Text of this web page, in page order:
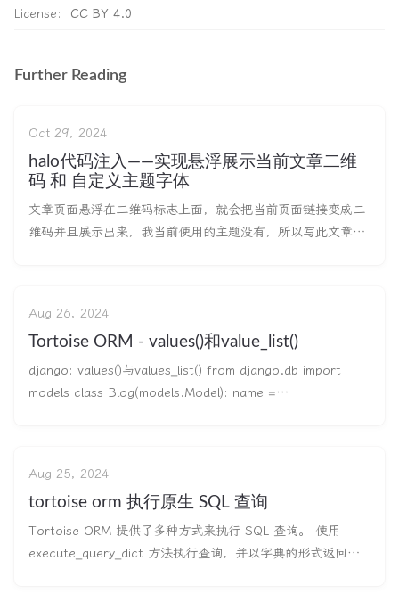
License: CC BY 4.0
Further Reading
Oct 29, 2024
halo代码注入——实现悬浮展示当前文章二维
码 和 自定义主题字体
文章页面悬浮在二维码标志上面，就会把当前页面链接变成二
维码并且展示出来，我当前使用的主题没有，所以写此文章记
Aug 26, 2024
Tortoise ORM - values()和value_list()
django: values()与values_list() from django.db import
models class Blog(models.Model): name =
Aug 25, 2024
tortoise orm 执行原生 SQL 查询
Tortoise ORM 提供了多种方式来执行 SQL 查询。 使用
execute_query_dict 方法执行查询，并以字典的形式返回查